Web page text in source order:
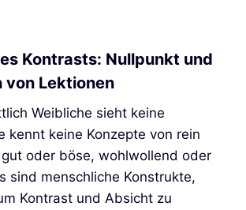
Kontrasts: Nullpunkt und
von Lektionen
Weibliche sieht keine
kennt keine Konzepte von rein
oder böse, wohlwollend oder
sind menschliche Konstrukte,
Kontrast und Absicht zu